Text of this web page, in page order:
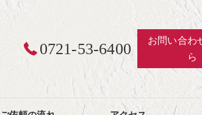
0721-53-6400
お問い合わ
ら